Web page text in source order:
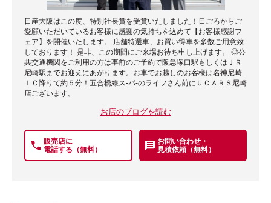
日産大阪はこの度、特別社長賞を受賞いたしました！日ごろからご
愛顧いただいているお客様に感謝の気持ちを込めて【お客様感謝フ
ェア】を開催いたします。 店舗特選車、お買い得車を多数ご用意致
しております！ 是非、この期間にご来場お待ち申し上げます。 ◎公
共交通機関をご利用の方は事前のご予約で阪急塚口駅もしくはＪＲ
尼崎駅までお迎えにあがります。お車でお越しのお客様は名神尼崎
ＩＣ降りて約５分！五合橋線ス-パ-のライフさん前にＵＣＡＲＳ尼崎
店ございます。
お店のブログを読む
販売店に
電話する（無料）
お問い合わせ・
見積依頼（無料）